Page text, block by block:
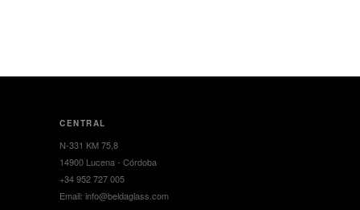
CENTRAL
N-331 KM 75,8
14900 Lucena - Córdoba
+34 952 727 005
Email: info@beldaglass.com